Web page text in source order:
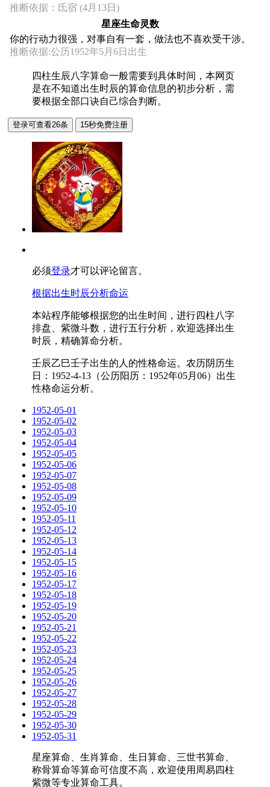
推断依据：氐宿 (4月13日)
星座生命灵数
你的行动力很强，对事自有一套，做法也不喜欢受干涉。
推断依据:公历1952年5月6日出生
四柱生辰八字算命一般需要到具体时间，本网页
是在不知道出生时辰的算命信息的初步分析，需
要根据全部口诀自己综合判断。
必须登录才可以评论留言。
根据出生时辰分析命运
本站程序能够根据您的出生时间，进行四柱八字
排盘、紫微斗数，进行五行分析，欢迎选择出生
时辰，精确算命分析。
壬辰乙巳壬子出生的人的性格命运。农历阴历生
日：1952-4-13（公历阳历：1952年05月06）出生
性格命运分析。
1952-05-01
1952-05-02
1952-05-03
1952-05-04
1952-05-05
1952-05-06
1952-05-07
1952-05-08
1952-05-09
1952-05-10
1952-05-11
1952-05-12
1952-05-13
1952-05-14
1952-05-15
1952-05-16
1952-05-17
1952-05-18
1952-05-19
1952-05-20
1952-05-21
1952-05-22
1952-05-23
1952-05-24
1952-05-25
1952-05-26
1952-05-27
1952-05-28
1952-05-29
1952-05-30
1952-05-31
星座算命、生肖算命、生日算命、三世书算命、
称骨算命等算命可信度不高，欢迎使用周易四柱
紫微等专业算命工具。